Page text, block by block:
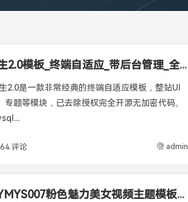
苹果CMS V10 - 电影先生2.0模板_终端自适应_带后台管理_全开源无加密
2.0是一款非常经典的终端自适应模板，整站UI
题等模块，已去除授权完全开源无加密代码。
64 评论 admin
苹果CMS V10仿魅力社YMYS007粉色魅力美女视频主题模板自适应终端